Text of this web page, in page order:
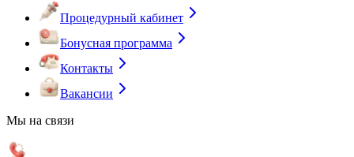
Процедурный кабинет
Бонусная программа
Контакты
Вакансии
Мы на связи